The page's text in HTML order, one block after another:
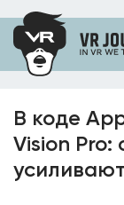
В коде
Vision Pro: